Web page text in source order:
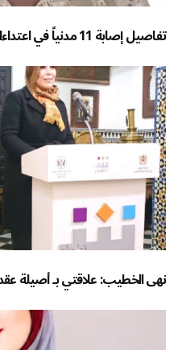
تفاصيل إصابة 11 مدنياً في اعتداءات حوثية على نجران
نهى الخطيب: علاقتي بـ أصيلة